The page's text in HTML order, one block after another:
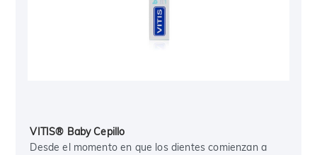
VITIS® Baby Cepillo
Desde el momento en que los dientes comienzan a